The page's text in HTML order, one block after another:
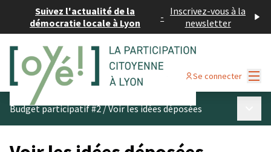
Suivez l'actualité de la
démocratie locale à Lyon
- Inscrivez-vous à la
newsletter
Se connecter
Budget participatif #2/Voir les idées déposées